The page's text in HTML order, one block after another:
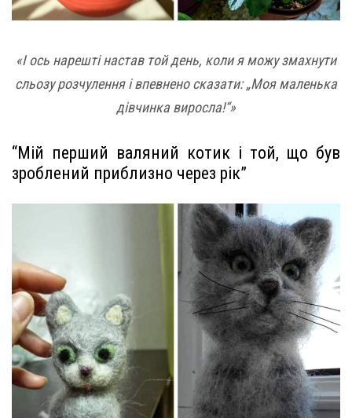
«І ось нарешті настав той день, коли я можу змахнути
сльозу розчулення і впевнено сказати: „Моя маленька
дівчинка виросла!“»
“Мій перший валяний котик і той, що був
зроблений приблизно через рік”